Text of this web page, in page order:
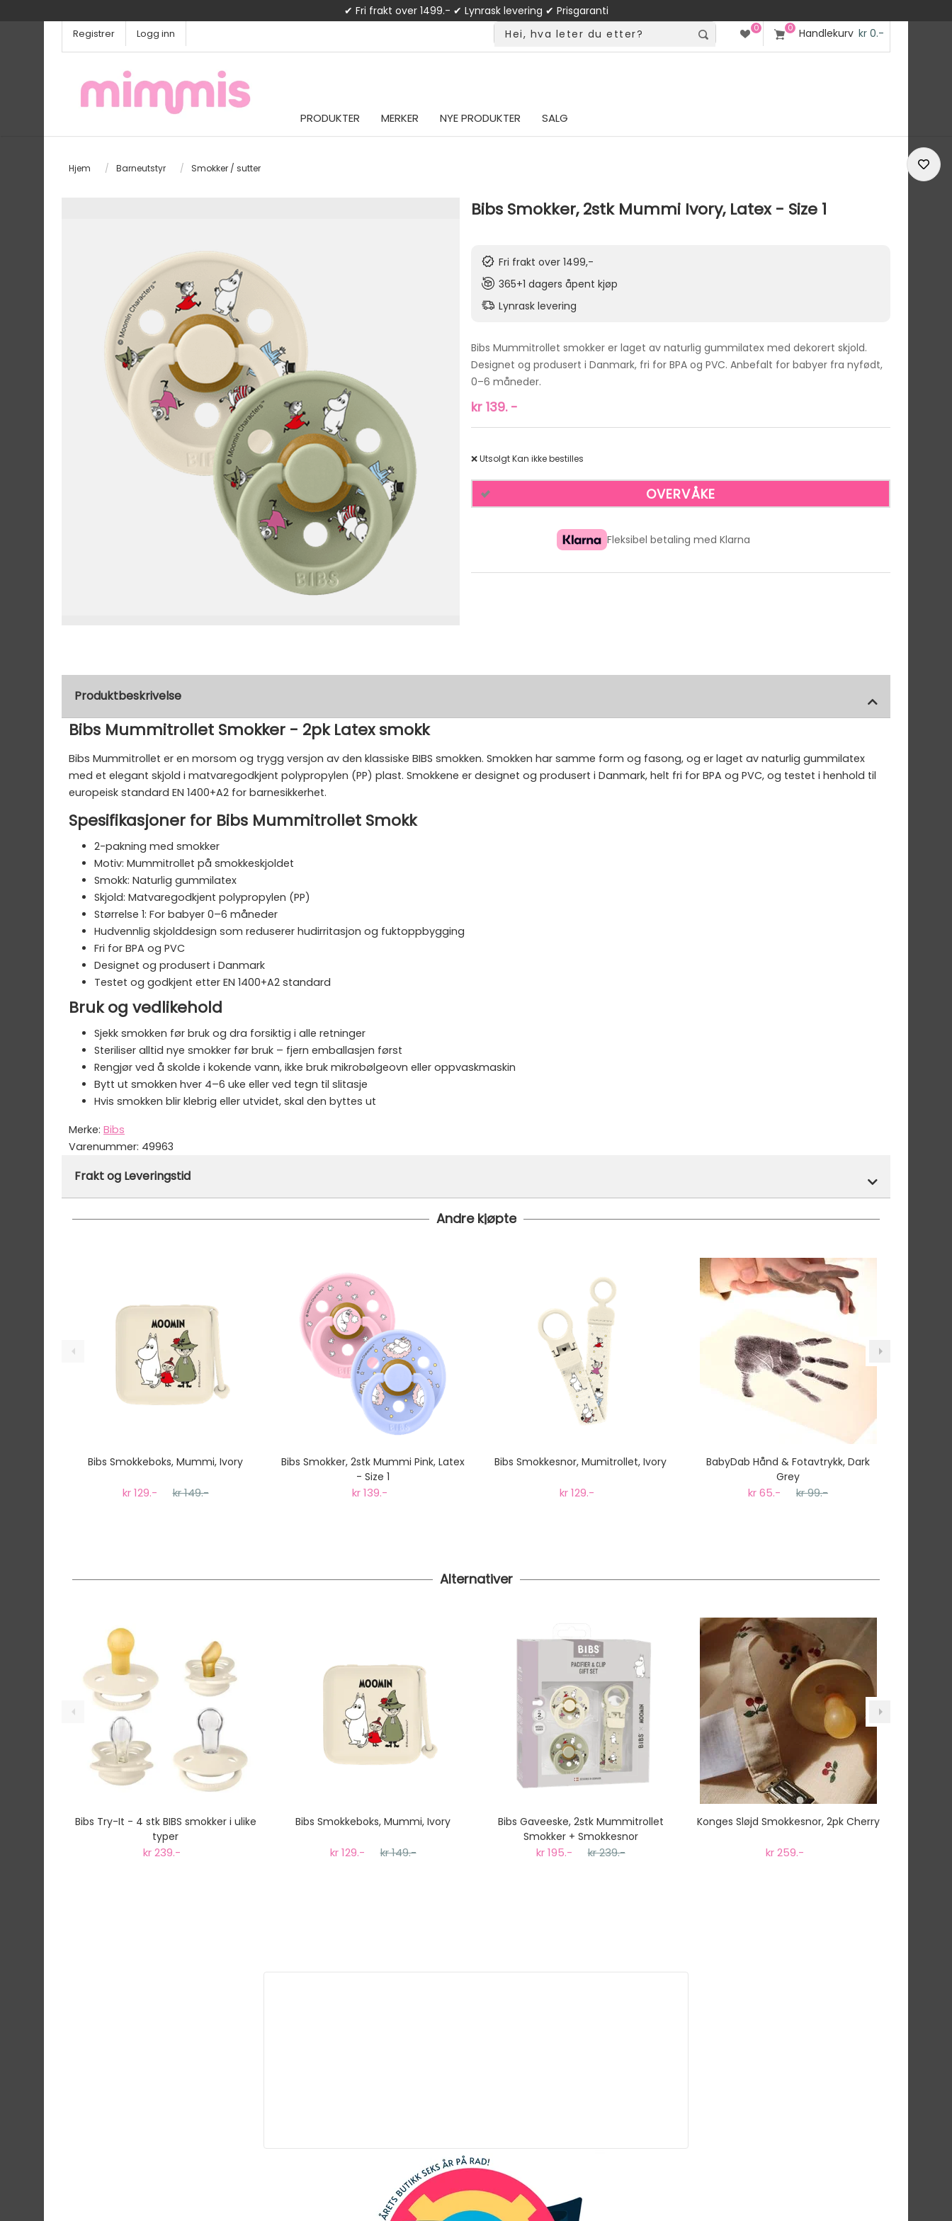
✔ Fri frakt over 1499.- ✔ Lynrask levering ✔ Prisgaranti
Registrer Logg inn 0 0 Handlekurv kr 0.-
PRODUKTER MERKER NYE PRODUKTER SALG
Hjem / Barneutstyr / Smokker / sutter
Bibs Smokker, 2stk Mummi Ivory, Latex - Size 1
Fri frakt over 1499,-
365+1 dagers åpent kjøp
Lynrask levering
Bibs Mummitrollet smokker er laget av naturlig gummilatex med dekorert skjold.
Designet og produsert i Danmark, fri for BPA og PVC. Anbefalt for babyer fra nyfødt,
0–6 måneder.
kr 139.-
❌ UtsolgtKan ikke bestilles
Fleksibel betaling med Klarna
Produktbeskrivelse
Bibs Mummitrollet Smokker - 2pk Latex smokk
Bibs Mummitrollet er en morsom og trygg versjon av den klassiske BIBS smokken. Smokken har samme form og fasong, og er laget av naturlig gummilatex
med et elegant skjold i matvaregodkjent polypropylen (PP) plast. Smokkene er designet og produsert i Danmark, helt fri for BPA og PVC, og testet i henhold til
europeisk standard EN 1400+A2 for barnesikkerhet.
Spesifikasjoner for Bibs Mummitrollet Smokk
2-pakning med smokker
Motiv: Mummitrollet på smokkeskjoldet
Smokk: Naturlig gummilatex
Skjold: Matvaregodkjent polypropylen (PP)
Størrelse 1: For babyer 0–6 måneder
Hudvennlig skjolddesign som reduserer hudirritasjon og fuktoppbygging
Fri for BPA og PVC
Designet og produsert i Danmark
Testet og godkjent etter EN 1400+A2 standard
Bruk og vedlikehold
Sjekk smokken før bruk og dra forsiktig i alle retninger
Steriliser alltid nye smokker før bruk – fjern emballasjen først
Rengjør ved å skolde i kokende vann, ikke bruk mikrobølgeovn eller oppvaskmaskin
Bytt ut smokken hver 4–6 uke eller ved tegn til slitasje
Hvis smokken blir klebrig eller utvidet, skal den byttes ut
Merke: Bibs
Varenummer: 49963
Frakt og Leveringstid
Denne varen er ikke lager hos oss, men vil bli bestilt inn til deg og avsendt så snart den kommer inn til lager.
Gjennomsnittlig leveringstid hos Mimmis er en til tre dager fra bestilling til levering.
Andre kjøpte
Bibs Smokkeboks, Mummi, Ivory
kr 129.- kr 149.-
Bibs Smokker, 2stk Mummi Pink, Latex
- Size 1
kr 139.-
Bibs Smokkesnor, Mumitrollet, Ivory
kr 129.-
BabyDab Hånd & Fotavtrykk, Dark
Grey
kr 65.- kr 99.-
Alternativer
Bibs Try-It - 4 stk BIBS smokker i ulike
typer
kr 239.-
Bibs Smokkeboks, Mummi, Ivory
kr 129.- kr 149.-
Bibs Gaveeske, 2stk Mummitrollet
Smokker + Smokkesnor
kr 195.- kr 239.-
Konges Sløjd Smokkesnor, 2pk Cherry
kr 259.-